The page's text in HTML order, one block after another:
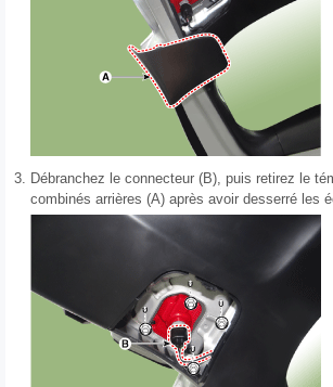
3. Débranchez le connecteur (B), puis retirez le
combinés arrières (A) après avoir desserré les